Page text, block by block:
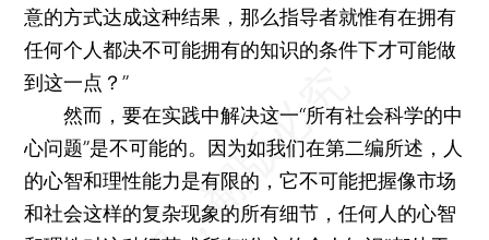
意的方式达成这种结果，那么指导者就惟有在拥有
任何个人都决不可能拥有的知识的条件下才可能做
到这一点？”
然而，要在实践中解决这一“所有社会科学的中
心问题”是不可能的。因为如我们在第二编所述，人
的心智和理性能力是有限的，它不可能把握像市场
和社会这样的复杂现象的所有细节，任何人的心智